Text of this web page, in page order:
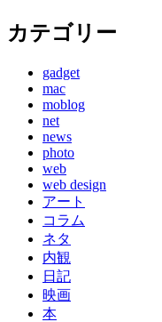
カテゴリー
gadget
mac
moblog
net
news
photo
web
web design
アート
コラム
ネタ
内観
日記
映画
本